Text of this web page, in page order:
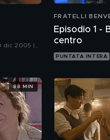
dic 2005 |
FRATELLI
Episodio 1 -
centro
PUNTATA INTERA
88 MIN